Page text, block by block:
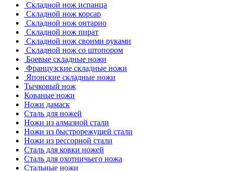
Складной нож испанца
Складной нож корсар
Складной нож онтарио
Складной нож пират
Складной нож своими руками
Складной нож со штопором
Боевые складные ножи
Французские складные ножи
Японские складные ножи
Тычковый нож
Кованые ножи
Ножи дамаск
Сталь для ножей
Ножи из алмазной стали
Ножи из быстрорежущей стали
Ножи из рессорной стали
Сталь для ковки ножей
Сталь для охотничьего ножа
Стальные ножи